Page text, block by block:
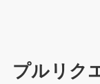
プルリク